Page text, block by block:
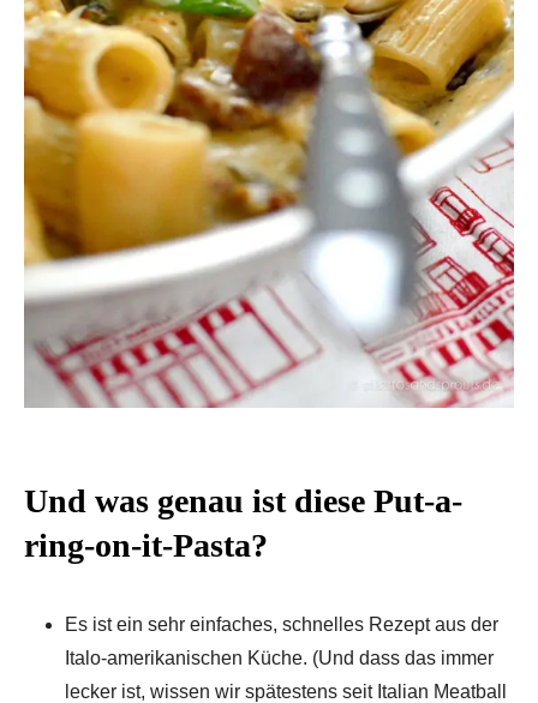
Und was genau ist diese Put-a-
ring-on-it-Pasta?
Es ist ein sehr einfaches, schnelles Rezept aus der
Italo-amerikanischen Küche. (Und dass das immer
lecker ist, wissen wir spätestens seit Italian Meatball